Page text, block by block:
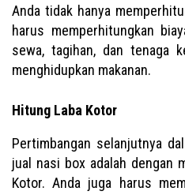
Anda tidak hanya
harus memperhitungkan
sewa, tagihan, dan tenaga
menghidupkan makanan.
Hitung Laba Kotor
Pertimbangan selanjutnya
jual nasi box adalah dengan
Kotor. Anda juga harus